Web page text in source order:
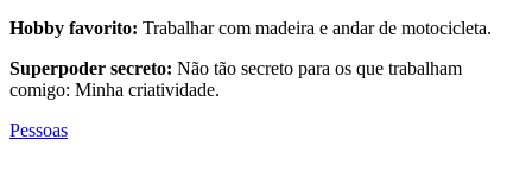
Hobby favorito: Trabalhar com madeira e andar de motocicleta.
Superpoder secreto: Não tão secreto para os que trabalham
comigo: Minha criatividade.
Pessoas